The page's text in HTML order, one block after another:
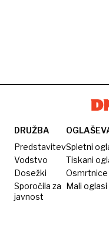
DRUŽBA
Predstavitev
Vodstvo
Dosežki
Sporočila za
javnost
Spletni
Tiskani
Osmrtnice
Mali oglasi